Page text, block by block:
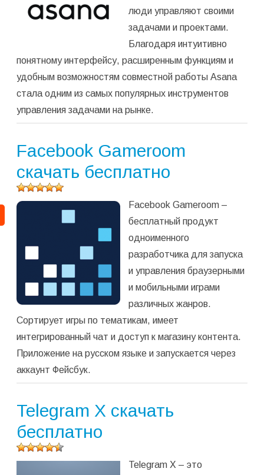
люди управляют своими
задачами и проектами.
Благодаря интуитивно
понятному интерфейсу, расширенным функциям и
удобным возможностям совместной работы Asana
стала одним из самых популярных инструментов
управления задачами на рынке.
Facebook Gameroom
скачать бесплатно
Оцените
программу
Facebook Gameroom –
бесплатный продукт
одноименного
разработчика для запуска
и управления браузерными
и мобильными играми
различных жанров.
Сортирует игры по тематикам, имеет
интегрированный чат и доступ к магазину контента.
Приложение на русском языке и запускается через
аккаунт Фейсбук.
Telegram X скачать
бесплатно
Оцените
Telegram X – это